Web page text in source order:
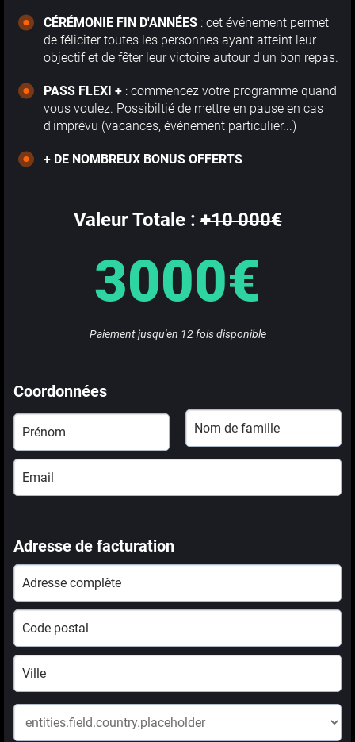
CÉRÉMONIE FIN D'ANNÉES : cet événement permet
de féliciter toutes les personnes ayant atteint leur
objectif et de fêter leur victoire autour d'un bon repas.
PASS FLEXI + : commencez votre programme quand
vous voulez. Possibiltié de mettre en pause en cas
d'imprévu (vacances, événement particulier...)
+ DE NOMBREUX BONUS OFFERTS
Valeur Totale :+10 000€
3000€
Paiement jusqu'en 12 fois disponible
Coordonnées
Adresse de facturation